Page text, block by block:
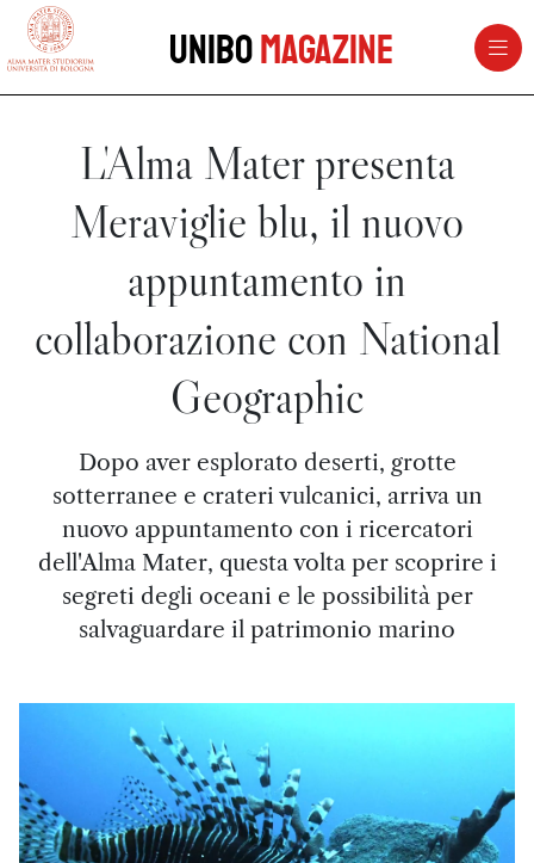
vai al contenuto della pagina
UniboMagazine
L'Alma Mater presenta
Meraviglie blu, il nuovo
appuntamento in
collaborazione con National
Geographic
Dopo aver esplorato deserti, grotte
sotterranee e crateri vulcanici, arriva un
nuovo appuntamento con i ricercatori
dell'Alma Mater, questa volta per scoprire i
segreti degli oceani e le possibilità per
salvaguardare il patrimonio marino